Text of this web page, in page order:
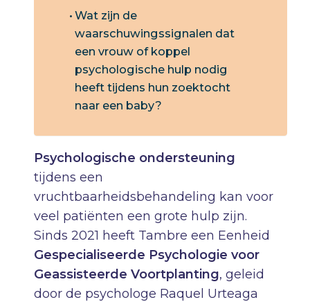
Wat zijn de
waarschuwingssignalen dat
een vrouw of koppel
psychologische hulp nodig
heeft tijdens hun zoektocht
naar een baby?
Psychologische ondersteuning
tijdens een
vruchtbaarheidsbehandeling kan voor
veel patiënten een grote hulp zijn.
Sinds 2021 heeft Tambre een Eenheid
Gespecialiseerde Psychologie voor
Geassisteerde Voortplanting, geleid
door de psychologe Raquel Urteaga